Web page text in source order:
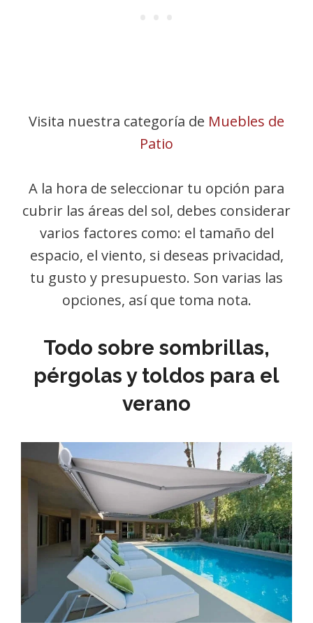
Visita nuestra categoría de Muebles de
Patio
A la hora de seleccionar tu opción para
cubrir las áreas del sol, debes considerar
varios factores como: el tamaño del
espacio, el viento, si deseas privacidad,
tu gusto y presupuesto. Son varias las
opciones, así que toma nota.
Todo sobre sombrillas,
pérgolas y toldos para el
verano